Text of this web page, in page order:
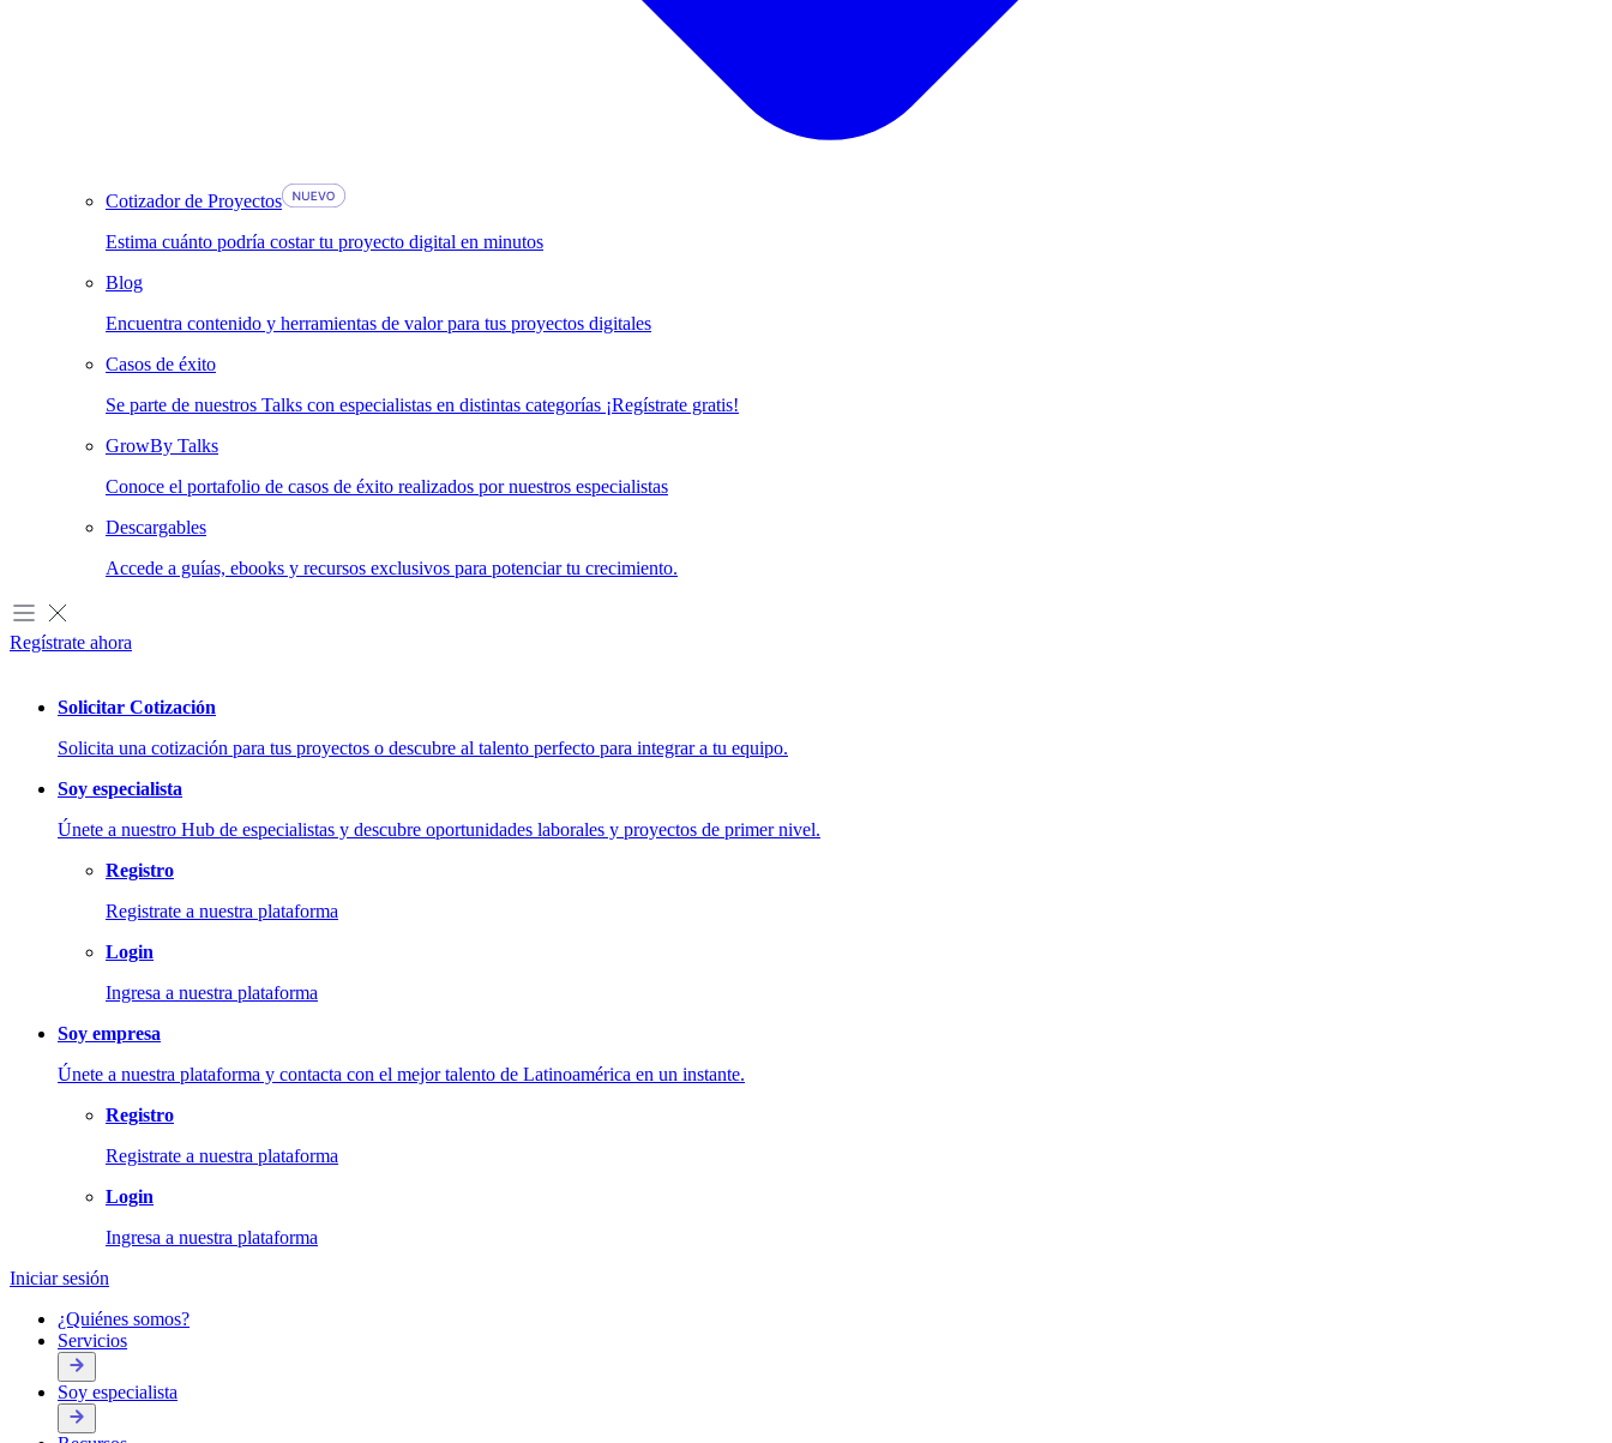
Reclutamiento de talento
Conectamos a tu empresa con especialistas digitales validados.
Cotizador de Proyectos
Estima cuánto podría costar tu proyecto digital en minutos
Blog
Encuentra contenido y herramientas de valor para tus proyectos digitales
Casos de éxito
Se parte de nuestros Talks con especialistas en distintas categorías ¡Regístrate gratis!
GrowBy Talks
Conoce el portafolio de casos de éxito realizados por nuestros especialistas
Descargables
Accede a guías, ebooks y recursos exclusivos para potenciar tu crecimiento.
Regístrate ahora
Solicitar Cotización
Solicita una cotización para tus proyectos o descubre al talento perfecto para integrar a tu equipo.
Soy especialista
Únete a nuestro Hub de especialistas y descubre oportunidades laborales y proyectos de primer nivel.
Registro
Registrate a nuestra plataforma
Login
Ingresa a nuestra plataforma
Soy empresa
Únete a nuestra plataforma y contacta con el mejor talento de Latinoamérica en un instante.
Registro
Registrate a nuestra plataforma
Login
Ingresa a nuestra plataforma
Iniciar sesión
¿Quiénes somos?
Servicios
Soy especialista